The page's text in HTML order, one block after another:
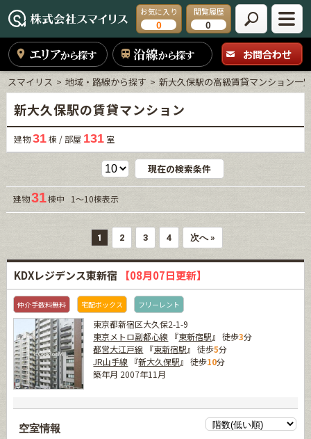
お気に入り
0
閲覧履歴
0
エリアから探す 沿線から探す お問合わせ
スマイリス 地域・路線から探す 新大久保駅の高級賃貸マンション一
新大久保駅の賃貸マンション
建物31棟 / 部屋 131室
現在の検索条件
建物31棟中 1～10棟表示
1 2 3 4 次へ »
KDXレジデンス東新宿 【08月07日更新】
仲介手数料無料 宅配ボックス フリーレント
東京都新宿区大久保2-1-9
東京メトロ副都心線 『東新宿駅』 徒歩3分
都営大江戸線 『東新宿駅』 徒歩5分
JR山手線 『新大久保駅』 徒歩10分
築年月 2007年11月
空室情報